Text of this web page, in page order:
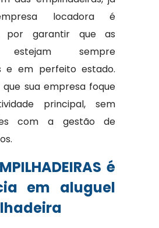
locadora é
por garantir que as
estejam sempre
e em perfeito estado.
sua empresa foque
principal, sem
com a gestão de
é
em aluguel